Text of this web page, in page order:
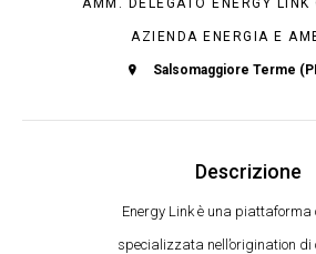
AMM. DELEGATO ENERGY LINK
AZIENDA ENERGIA E
Salsomaggiore Terme
Descrizione
Energy Link è una piattaforma
specializzata nell’origination di